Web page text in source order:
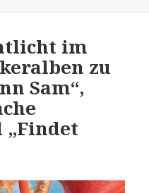
im
zu
Sam“,
„Findet